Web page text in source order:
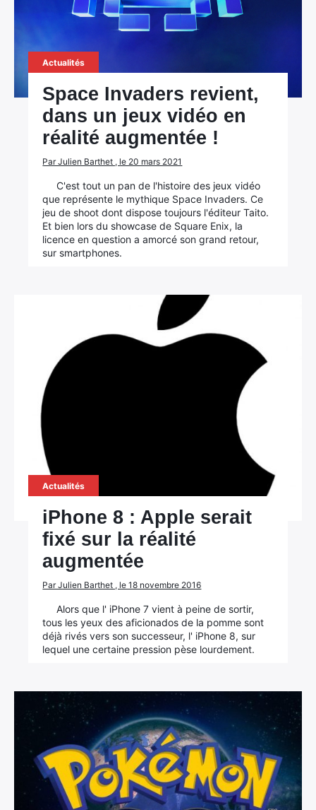
Actualités
Space Invaders revient,
dans un jeux vidéo en
réalité augmentée !
Par Julien Barthet , le 20 mars 2021
C'est tout un pan de l'histoire des jeux vidéo
que représente le mythique Space Invaders. Ce
jeu de shoot dont dispose toujours l'éditeur Taito.
Et bien lors du showcase de Square Enix, la
licence en question a amorcé son grand retour,
sur smartphones.
Actualités
iPhone 8 : Apple serait
fixé sur la réalité
augmentée
Par Julien Barthet , le 18 novembre 2016
Alors que l' iPhone 7 vient à peine de sortir,
tous les yeux des aficionados de la pomme sont
déjà rivés vers son successeur, l' iPhone 8, sur
lequel une certaine pression pèse lourdement.
Rechercher